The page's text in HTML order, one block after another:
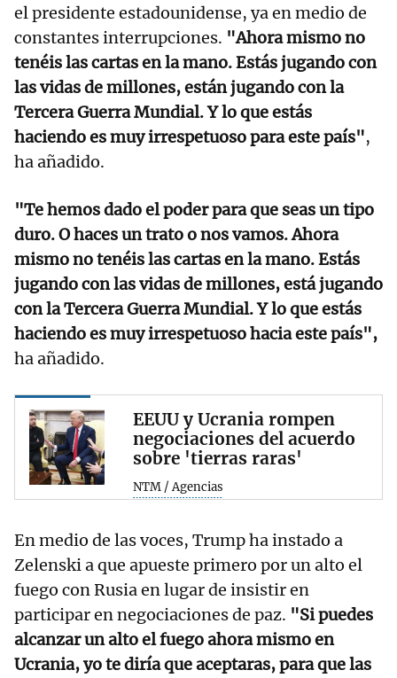
el presidente estadounidense, ya en medio de
constantes interrupciones. "Ahora mismo no
tenéis las cartas en la mano. Estás jugando con
las vidas de millones, están jugando con la
Tercera Guerra Mundial. Y lo que estás
haciendo es muy irrespetuoso para este país",
ha añadido.
"Te hemos dado el poder para que seas un tipo
duro. O haces un trato o nos vamos. Ahora
mismo no tenéis las cartas en la mano. Estás
jugando con las vidas de millones, está jugando
con la Tercera Guerra Mundial. Y lo que estás
haciendo es muy irrespetuoso hacia este país",
ha añadido.
EEUU y Ucrania rompen
negociaciones del acuerdo
sobre 'tierras raras'
NTM / Agencias
En medio de las voces, Trump ha instado a
Zelenski a que apueste primero por un alto el
fuego con Rusia en lugar de insistir en
participar en negociaciones de paz. "Si puedes
alcanzar un alto el fuego ahora mismo en
Ucrania, yo te diría que aceptaras, para que las